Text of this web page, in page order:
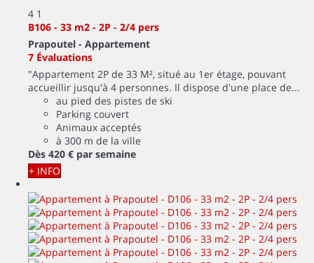
4 1
B106 - 33 m2 - 2P - 2/4 pers
Prapoutel - Appartement
7 Évaluations
"Appartement 2P de 33 M², situé au 1er étage, pouvant
accueillir jusqu'à 4 personnes. Il dispose d'une place de...
au pied des pistes de ski
Parking couvert
Animaux acceptés
à 300 m de la ville
Dès 420 € par semaine
+ INFO